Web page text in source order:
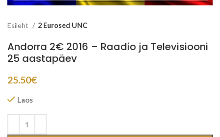
Esileht 2 Eurosed UNC
Andorra 2€ 2016 – Raadio ja Televisiooni
25 aastapäev
25.50€
Laos